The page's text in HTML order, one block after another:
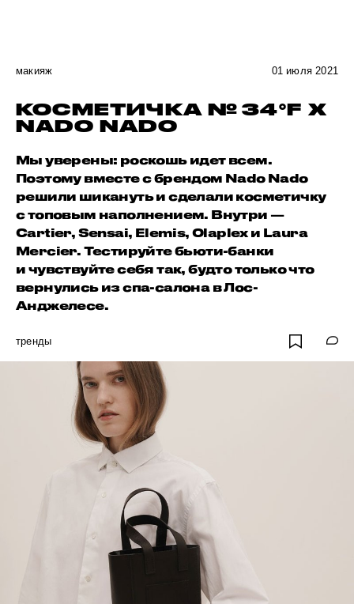
макияж 01 июля 2021
КОСМЕТИЧКА № 34 °F X
NADO NADO
Мы уверены: роскошь идет всем.
Поэтому вместе с брендом Nado Nado
решили шикануть и сделали косметичку
с топовым наполнением. Внутри —
Cartier, Sensai, Elemis, Olaplex и Laura
Mercier. Тестируйте бьюти-банки
и чувствуйте себя так, будто только что
вернулись из спа-салона в Лос-
Анджелесе.
тренды